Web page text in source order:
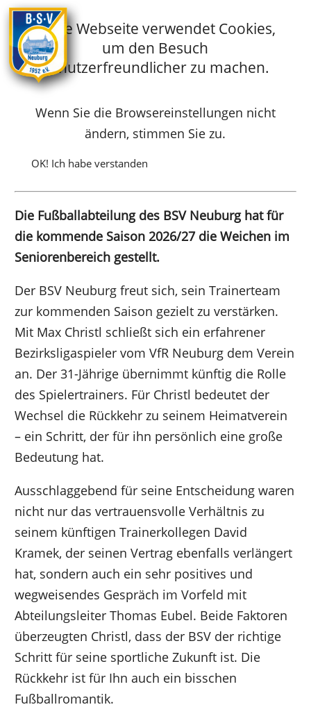
Diese Webseite verwendet Cookies,
um den Besuch
benutzerfreundlicher zu machen.
Wenn Sie die Browsereinstellungen nicht
ändern, stimmen Sie zu.
OK! Ich habe verstanden
Startseite
Archiv-Fussball
Neues Trainerteam 2026/27
Trainer für die erste Mannschaft zur
Saison 2026/27 vorgestellt
Die Fußballabteilung des BSV Neuburg hat für
die kommende Saison 2026/27 die Weichen im
Seniorenbereich gestellt.
Der BSV Neuburg freut sich, sein Trainerteam
zur kommenden Saison gezielt zu verstärken.
Mit Max Christl schließt sich ein erfahrener
Bezirksligaspieler vom VfR Neuburg dem Verein
an. Der 31-Jährige übernimmt künftig die Rolle
des Spielertrainers. Für Christl bedeutet der
Wechsel die Rückkehr zu seinem Heimatverein
– ein Schritt, der für ihn persönlich eine große
Bedeutung hat.
Ausschlaggebend für seine Entscheidung waren
nicht nur das vertrauensvolle Verhältnis zu
seinem künftigen Trainerkollegen David
Kramek, der seinen Vertrag ebenfalls verlängert
hat, sondern auch ein sehr positives und
wegweisendes Gespräch im Vorfeld mit
Abteilungsleiter Thomas Eubel. Beide Faktoren
überzeugten Christl, dass der BSV der richtige
Schritt für seine sportliche Zukunft ist. Die
Rückkehr ist für Ihn auch ein bisschen
Fußballromantik.